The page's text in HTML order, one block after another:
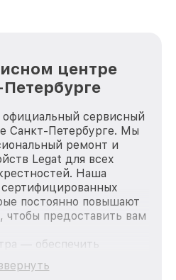
центре
сервисный
Санкт-Петербурге. Мы
ремонт и
Legat для всех
Наша
постоянно повышают
предоставить вам
— обеспечить
ремонт для
продукции Legat, вне